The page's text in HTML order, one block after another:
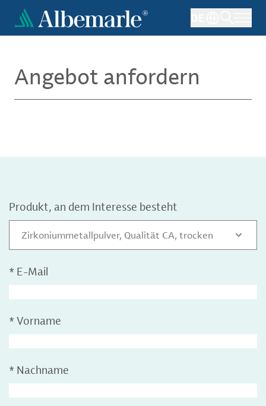
Direkt
zum
Inhalt
Angebot anfordern
Produkt, an dem Interesse besteht
Zirkoniummetallpulver, Qualität CA, trocken
* E-Mail
* Vorname
* Nachname